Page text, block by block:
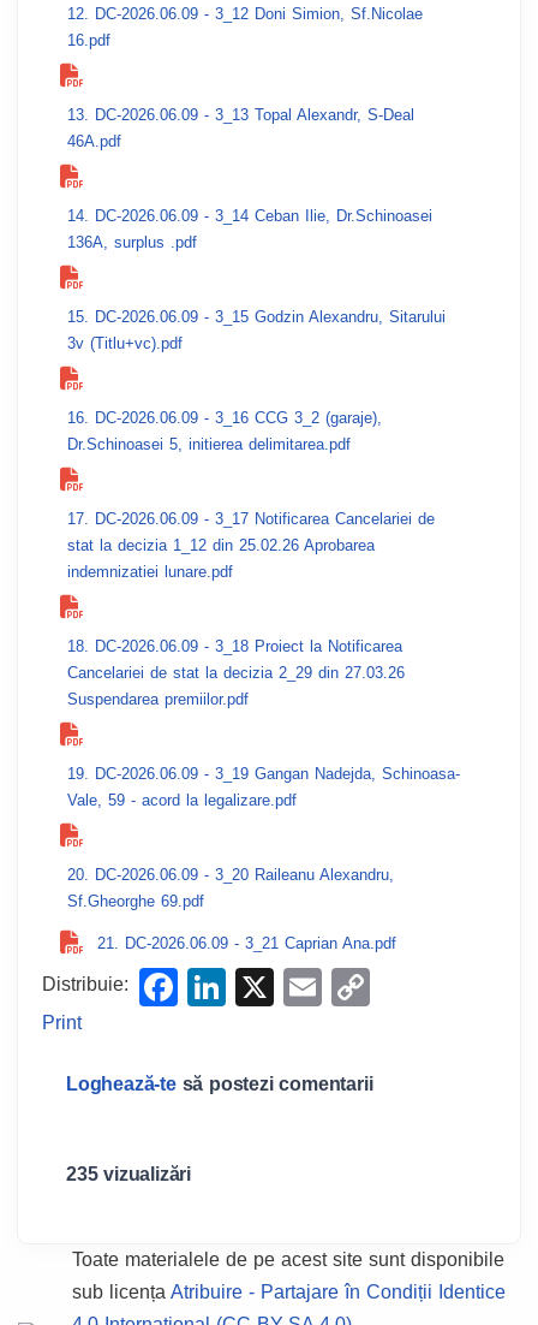
12. DC-2026.06.09 - 3_12 Doni Simion, Sf.Nicolae
16.pdf
13. DC-2026.06.09 - 3_13 Topal Alexandr, S-Deal
46A.pdf
14. DC-2026.06.09 - 3_14 Ceban Ilie, Dr.Schinoasei
136A, surplus .pdf
15. DC-2026.06.09 - 3_15 Godzin Alexandru, Sitarului
3v (Titlu+vc).pdf
16. DC-2026.06.09 - 3_16 CCG 3_2 (garaje),
Dr.Schinoasei 5, initierea delimitarea.pdf
17. DC-2026.06.09 - 3_17 Notificarea Cancelariei de
stat la decizia 1_12 din 25.02.26 Aprobarea
indemnizatiei lunare.pdf
18. DC-2026.06.09 - 3_18 Proiect la Notificarea
Cancelariei de stat la decizia 2_29 din 27.03.26
Suspendarea premiilor.pdf
19. DC-2026.06.09 - 3_19 Gangan Nadejda, Schinoasa-
Vale, 59 - acord la legalizare.pdf
20. DC-2026.06.09 - 3_20 Raileanu Alexandru,
Sf.Gheorghe 69.pdf
21. DC-2026.06.09 - 3_21 Caprian Ana.pdf
Distribuie:
F
e
o
k
Li
e
X
E
y
Print
Loghează-tesă postezi comentarii
235 vizualizări
Toate materialele de pe acest site sunt disponibile
sub licența Atribuire - Partajare în Condiții Identice